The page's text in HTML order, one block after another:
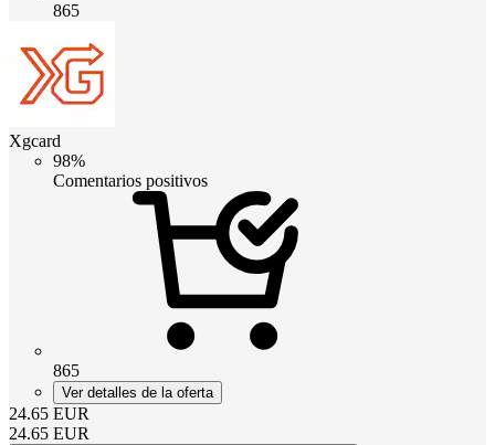
865
Xgcard
98%
Comentarios positivos
865
Ver detalles de la oferta
24.65 EUR
24.65 EUR